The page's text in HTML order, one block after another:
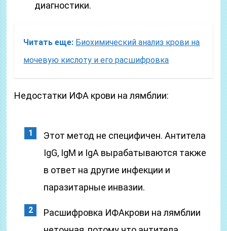
диагностики.
Читать еще: Биохимический анализ крови на
мочевую кислоту и его расшифровка
Недостатки ИФА крови на лямблии:
Этот метод не специфичен. Антитела
IgG, IgM и IgA вырабатываются также
в ответ на другие инфекции и
паразитарные инвазии.
Расшифровка ИФАкрови на лямблии